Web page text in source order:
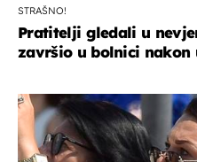
STRAŠNO!
Pratitelji gledali u
završio u bolnici nakon